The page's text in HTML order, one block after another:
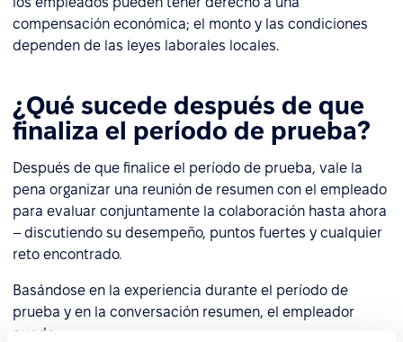
compensación económica; el monto y las condiciones
dependen de las leyes laborales locales.
¿Qué sucede después de que
finaliza el período de prueba?
Después de que finalice el período de prueba, vale la
pena organizar una reunión de resumen con el empleado
para evaluar conjuntamente la colaboración hasta ahora
– discutiendo su desempeño, puntos fuertes y cualquier
reto encontrado.
Basándose en la experiencia durante el período de
prueba y en la conversación resumen, el empleador
puede: